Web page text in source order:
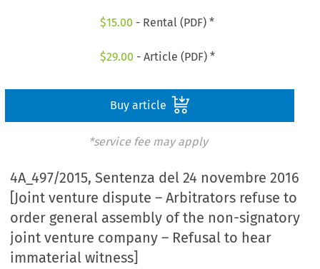
$15.00 - Rental (PDF) *
$29.00 - Article (PDF) *
Buy article
*service fee may apply
4A_497/2015, Sentenza del 24 novembre 2016
[Joint venture dispute – Arbitrators refuse to
order general assembly of the non-signatory
joint venture company – Refusal to hear
immaterial witness]